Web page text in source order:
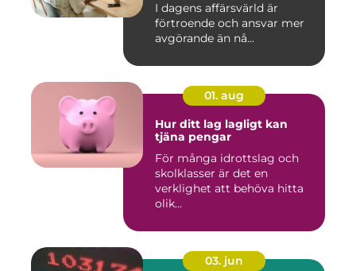
I dagens affärsvärld är
förtroende och ansvar mer
avgörande än nå...
01. aug
Hur ditt lag lagligt kan
tjäna pengar
För många idrottslag och
skolklasser är det en
verklighet att behöva hitta
olik...
03. jun